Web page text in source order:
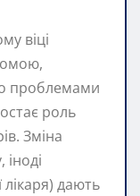
віці
проблемами
роль
Зміна
лікаря) дають